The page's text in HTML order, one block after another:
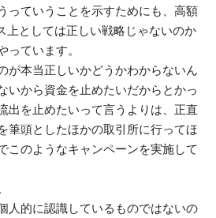
っていうことを示すためにも、高額
上としては正しい戦略じゃないのか
っています。
が本当正しいかどうかわからないん
いから資金を止めたいだからとかっ
出を止めたいって言うよりは、正直
筆頭としたほかの取引所に行ってほ
このようなキャンペーンを実施して
人的に認識しているものではないの